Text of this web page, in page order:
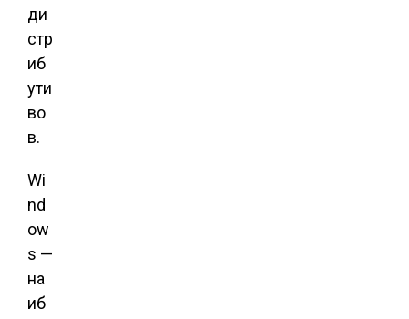
ди
стр
иб
ути
во
в.
Wi
nd
ow
s —
на
иб